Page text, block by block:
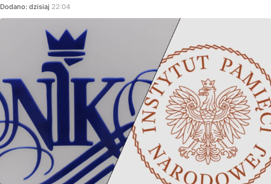
Dodano: dzisiaj 22:04